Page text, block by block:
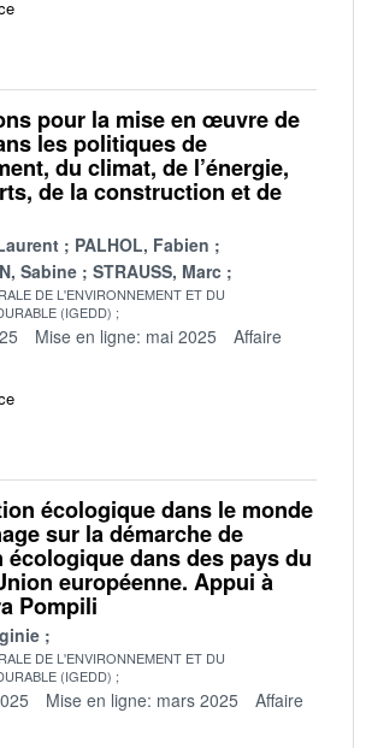
pour la mise en œuvre de
les politiques de
du climat, de l’énergie,
de la construction et de
PALHOL, Fabien
Sabine
STRAUSS, Marc
DE L'ENVIRONNEMENT ET DU
(IGEDD)
Mise en ligne: mai 2025
Affaire
écologique dans le monde
sur la démarche de
dans des pays du
européenne. Appui à
Pompili
DE L'ENVIRONNEMENT ET DU
(IGEDD)
Mise en ligne: mars 2025
Affaire